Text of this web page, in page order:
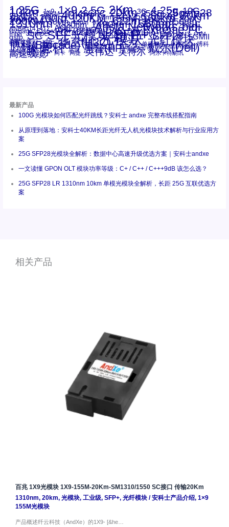
1.25G 1x9 1×9 2.5G 2Km 3G 4.25g 10G
10km 15KM 16G 16GFC 20km 25GE 25gsfp28
28.05G 30km 40Km 50m 53.125G 60km 80km
100km 100m 120KM 155M 160km 200G
200KM 300m 400m 550m 622m 800G 850nm
1310nm 1330nm 1490nm 1550nm 2500m
ANBR-1414TZ AOC Arista Arista Networks bidi
Brocade Cisco CSFP光模块 DAC Dell Extreme FC
Intel Juniper LC MPO-LC Netgear NVIDIA OM2 OM3 OM4
qsfp SC SFF光模块 SFP+ SFP28 SGMII
st螺纹接口 xfp 万兆 交换机 光模块 光纤模块
千兆光模块 华三 华三(H3C) 华为 单模单芯 单模双芯 博科
博科(Brocade) 博通 友讯 多模 安华高 安华高(Avago)
工业级 思科 惠普 惠普(HP) 戴尔 戴尔(Dell)
百兆 瞻博 网卡 网捷 英伟达 英特尔 阿尔卡特朗讯
高速线缆
最新产品
100G 光模块如何匹配光纤跳线？安科士 andxe 完整布线搭配指南
从原理到落地：安科士40KM长距光纤无人机光模块技术解析与行业应用方
案
25G SFP28光模块全解析：数据中心高速升级优选方案｜安科士andxe
一文读懂 GPON OLT 模块功率等级：C+ / C++ / C+++9dB 该怎么选？
25G SFP28 LR 1310nm 10km 单模光模块全解析，长距 25G 互联优选方
案
相关产品
百兆 1X9光模块 1X9-155M-20Km-SM1310/1550 SC接口 传输20Km
1310nm, 20km, 光模块, 工业级, SFP+, 光纤模块/安科士产品介绍, 1×9
155M光模块
产品概述纤云科技（AndXe）的1X9- [&he…